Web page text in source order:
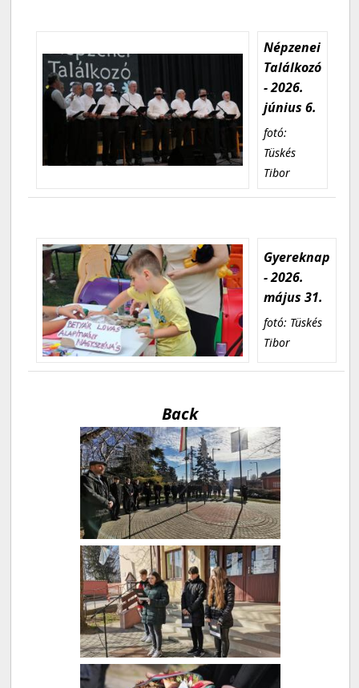
Népzenei
Találkozó
- 2026.
június 6.
fotó:
Tüskés
Tibor
Gyereknap
- 2026.
május 31.
fotó: Tüskés
Tibor
Back